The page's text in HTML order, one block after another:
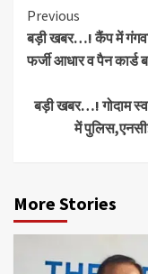
Continue
Reading
Previous
बड़ी खबर…! कैंप में
फर्जी आधार व पैन कार्ड
बड़ी खबर…! गोदाम
में
More Stories